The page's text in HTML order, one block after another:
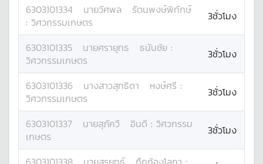
6303101334 นายวัศพล
รัตนพงษ์พิทักษ์
: วิศวกรรมเกษตร 3ชั่วโมง
6303101335 นายศรายุทธ ธนันชัย :
วิศวกรรมเกษตร
3ชั่วโมง
6303101336 นางสาวสุทธิดา หงษ์ศรี :
วิศวกรรมเกษตร
3ชั่วโมง
6303101337 นายสุภัควี อินดี : วิศวกรรม
เกษตร
3ชั่วโมง